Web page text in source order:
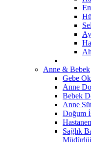
Anne & Bebek
Gebe
Anne
Bebek
Anne
Doğum
Sağlık